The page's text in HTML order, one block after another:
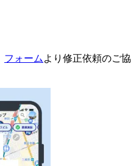
フォーム より修正依頼のご協